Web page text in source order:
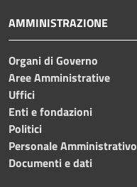
AMMINISTRAZIONE
Organi di Governo
Aree Amministrative
Uffici
Enti e fondazioni
Politici
Personale Amministrativo
Documenti e dati